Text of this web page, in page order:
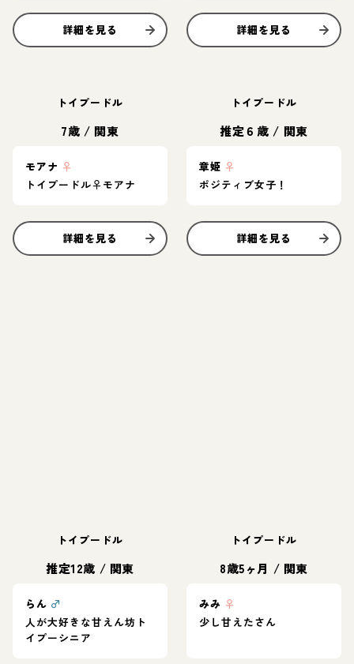
詳細を見る 詳細を見る
トイプードル
7歳 / 関東
モアナ ♀
トイプードル♀モアナ
詳細を見る
トイプードル
推定６歳 / 関東
章姫 ♀
ポジティブ女子！
詳細を見る
トイプードル
推定12歳 / 関東
らん ♂
人が大好きな甘えん坊ト
イプーシニア
トイプードル
8歳5ヶ月 / 関東
みみ ♀
少し甘えたさん